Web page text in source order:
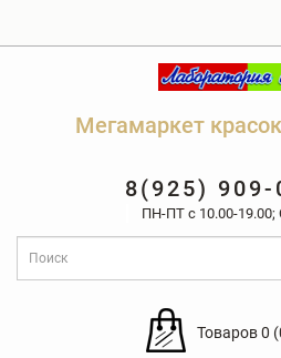
Мегамаркет
8(925) 909-
ПН-ПТ c 10.00-19.00;
Товаров 0